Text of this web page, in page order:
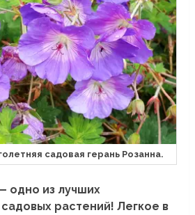
садовая герань Розанна.
одно из лучших
растений! Легкое в